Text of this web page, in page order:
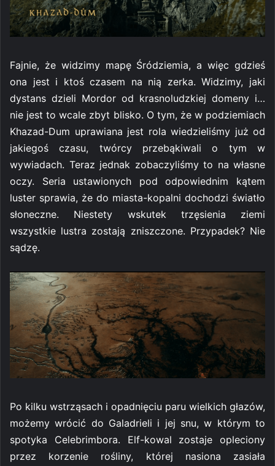
Fajnie, że widzimy mapę Śródziemia, a więc gdzieś
ona jest i ktoś czasem na nią zerka. Widzimy, jaki
dystans dzieli Mordor od krasnoludzkiej domeny i…
nie jest to wcale zbyt blisko. O tym, że w podziemiach
Khazad-Dum uprawiana jest rola wiedzieliśmy już od
jakiegoś czasu, twórcy przebąkiwali o tym w
wywiadach. Teraz jednak zobaczyliśmy to na własne
oczy. Seria ustawionych pod odpowiednim kątem
luster sprawia, że do miasta-kopalni dochodzi światło
słoneczne. Niestety wskutek trzęsienia ziemi
wszystkie lustra zostają zniszczone. Przypadek? Nie
sądzę.
Po kilku wstrząsach i opadnięciu paru wielkich głazów,
możemy wrócić do Galadrieli i jej snu, w którym to
spotyka Celebrimbora. Elf-kowal zostaje opleciony
przez korzenie rośliny, której nasiona zasiała